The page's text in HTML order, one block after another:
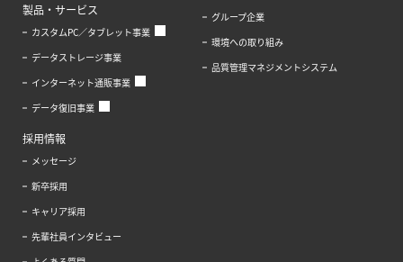
製品・サービス
カスタムPC／タブレット事業
データストレージ事業
インターネット通販事業
データ復旧事業
グループ企業
環境への取り組み
品質管理マネジメントシステム
採用情報
メッセージ
新卒採用
キャリア採用
先輩社員インタビュー